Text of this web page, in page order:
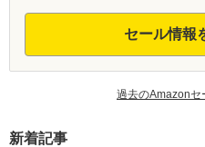
セール情報
過去のAmazon
新着記事